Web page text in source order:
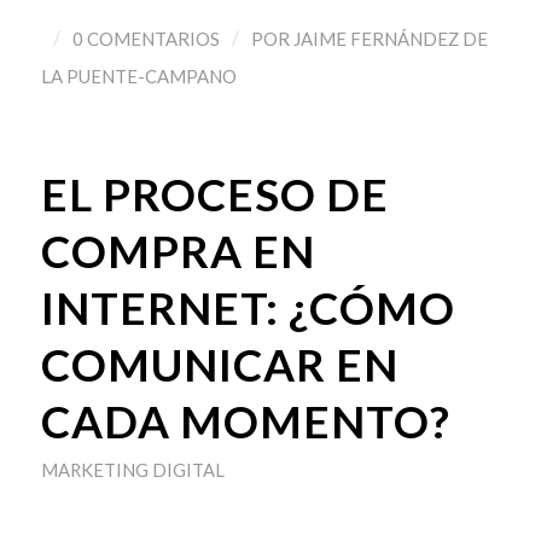
/ 0 COMENTARIOS / POR JAIME FERNÁNDEZ DE
LA PUENTE-CAMPANO
EL PROCESO DE
COMPRA EN
INTERNET: ¿CÓMO
COMUNICAR EN
CADA MOMENTO?
MARKETING DIGITAL